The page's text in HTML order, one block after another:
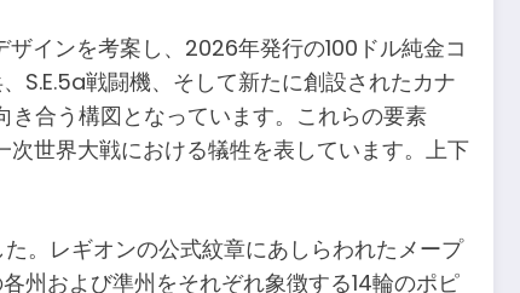
インを考案し、2026年発行の100ドル純金コ
S.E.5a戦闘機、そして新たに創設されたカナ
合う構図となっています。これらの要素
世界大戦における犠牲を表しています。上下
。レギオンの公式紋章にあしらわれたメープ
州および準州をそれぞれ象徴する14輪のポピ